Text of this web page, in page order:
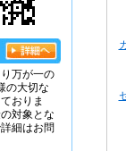
万が一の
の大切な
おりま
対象とな
細はお問